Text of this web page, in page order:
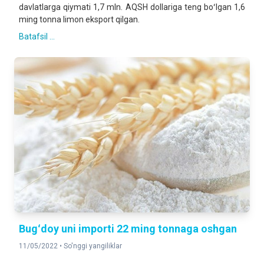
davlatlarga qiymati 1,7 mln. AQSH dollariga teng boʻlgan 1,6
ming tonna limon eksport qilgan.
Batafsil ...
Bugʻdoy uni importi 22 ming tonnaga oshgan
11/05/2022 • So'nggi yangiliklar